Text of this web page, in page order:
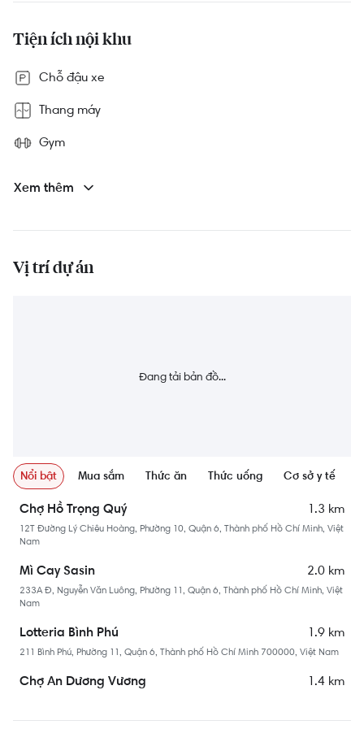
Tiện ích nội khu
Chỗ đậu xe
Thang máy
Gym
Xem thêm
Vị trí dự án
Đang tải bản đồ...
Nổi bật Mua sắm Thức ăn Thức uống Cơ sở y tế
Chợ Hồ Trọng Quý 1.3 km
12T Đường Lý Chiêu Hoàng, Phường 10, Quận 6, Thành phố Hồ Chí Minh, Việt
Nam
Mì Cay Sasin 2.0 km
233A Đ, Nguyễn Văn Luông, Phường 11, Quận 6, Thành phố Hồ Chí Minh, Việt
Nam
Lotteria Bình Phú 1.9 km
211 Bình Phú, Phường 11, Quận 6, Thành phố Hồ Chí Minh 700000, Việt Nam
Chợ An Dương Vương 1.4 km